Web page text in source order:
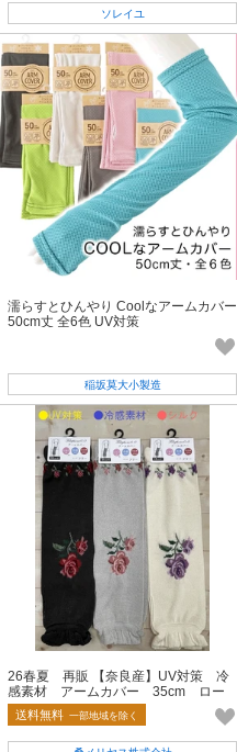
ソレイユ
濡らすとひんやり Coolなアームカバー
50cm丈 全6色 UV対策
稲坂莫大小製造
26春夏 再販 【奈良産】UV対策 冷
感素材 アームカバー 35cm ロー
ズ
送料無料 一部地域を除く